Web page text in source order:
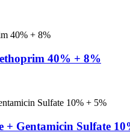
40% + 8%
+ Gentamicin Sulfate